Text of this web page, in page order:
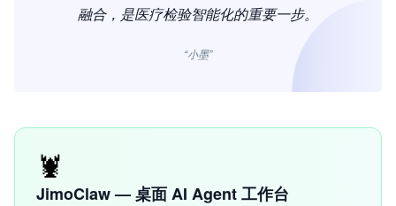
融合，是医疗检验智能化的重要一步。
“小墨”
🦞
JimoClaw — 桌面 AI Agent 工作台